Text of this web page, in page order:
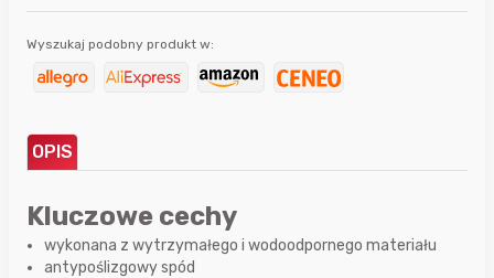
Wyszukaj podobny produkt w:
OPIS
Kluczowe cechy
wykonana z wytrzymałego i wodoodpornego materiału
antypoślizgowy spód